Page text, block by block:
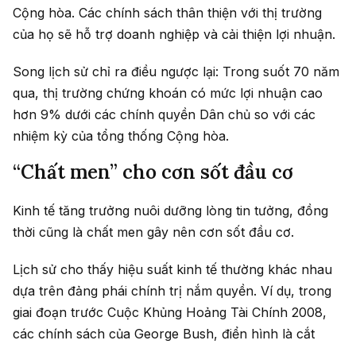
Cộng hòa. Các chính sách thân thiện với thị trường
của họ sẽ hỗ trợ doanh nghiệp và cải thiện lợi nhuận.
Song lịch sử chỉ ra điều ngược lại: Trong suốt 70 năm
qua, thị trường chứng khoán có mức lợi nhuận cao
hơn 9% dưới các chính quyền Dân chủ so với các
nhiệm kỳ của tổng thống Cộng hòa.
“Chất men” cho cơn sốt đầu cơ
Kinh tế tăng trưởng nuôi dưỡng lòng tin tưởng, đồng
thời cũng là chất men gây nên cơn sốt đầu cơ.
Lịch sử cho thấy hiệu suất kinh tế thường khác nhau
dựa trên đảng phái chính trị nắm quyền. Ví dụ, trong
giai đoạn trước Cuộc Khủng Hoảng Tài Chính 2008,
các chính sách của George Bush, điển hình là cắt